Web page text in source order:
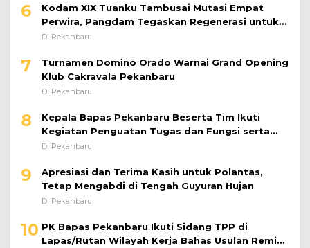
6
Kodam XIX Tuanku Tambusai Mutasi Empat
Perwira, Pangdam Tegaskan Regenerasi untuk
Perkuat Kinerja Satuan
Di Pekanbaru
7
Turnamen Domino Orado Warnai Grand Opening
Klub Cakravala Pekanbaru
Di Pekanbaru
8
Kepala Bapas Pekanbaru Beserta Tim Ikuti
Kegiatan Penguatan Tugas dan Fungsi serta
Paparan Penempatan WBP ke Lapas Terbuka
Di Pekanbaru
9
Apresiasi dan Terima Kasih untuk Polantas,
Tetap Mengabdi di Tengah Guyuran Hujan
Di Pekanbaru
10 PK Bapas Pekanbaru Ikuti Sidang TPP di
Lapas/Rutan Wilayah Kerja Bahas Usulan Remisi